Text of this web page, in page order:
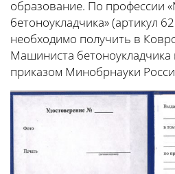
образование. По профессии
бетоноукладчика» (артикул
необходимо получить в
Машиниста бетоноукладчика
приказом Минобрнауки